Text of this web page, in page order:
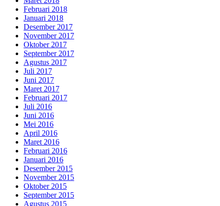
Februari 2018
Januari 2018
Desember 2017
November 2017
Oktober 2017
September 2017
Agustus 2017
Juli 2017
Juni 2017
Maret 2017
Februari 2017
Juli 2016
Juni 2016
Mei 2016
April 2016
Maret 2016
Februari 2016
Januari 2016
Desember 2015
November 2015
Oktober 2015
September 2015
Agustus 2015